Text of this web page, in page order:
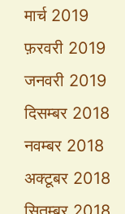
मार्च 2019
फ़रवरी 2019
जनवरी 2019
दिसम्बर 2018
नवम्बर 2018
अक्टूबर 2018